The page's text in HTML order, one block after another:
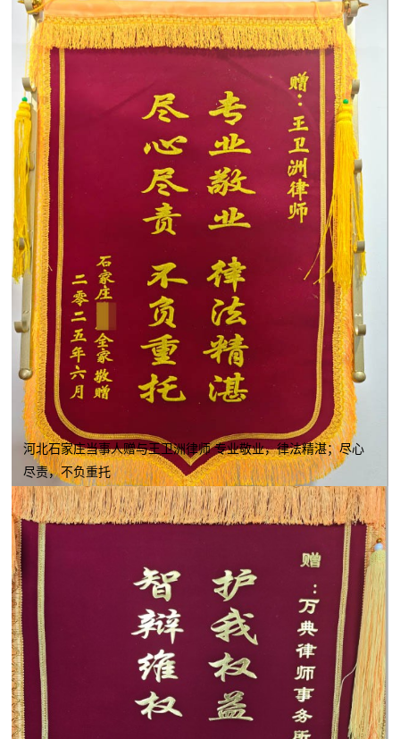
河北石家庄当事人赠与王卫洲律师 专业敬业，律法精湛；尽心
尽责，不负重托